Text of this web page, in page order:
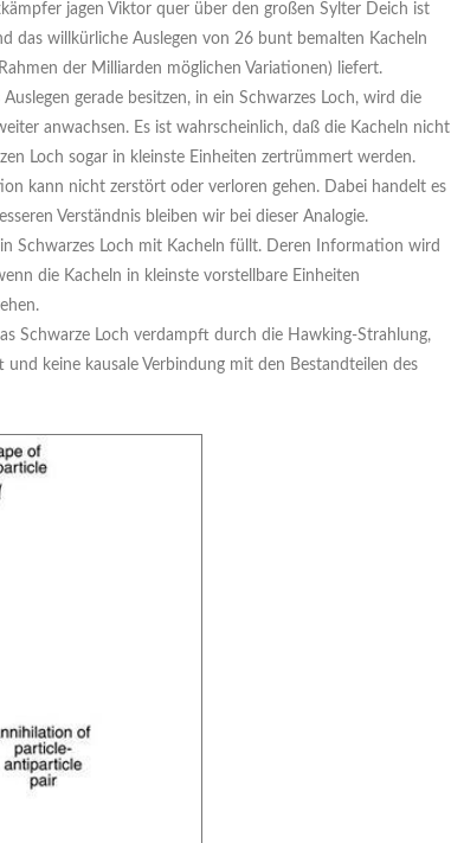
jagen Viktor quer über den großen Sylter Deich ist
das willkürliche Auslegen von 26 bunt bemalten Kacheln
der Milliarden möglichen Variationen) liefert.
gerade besitzen, in ein Schwarzes Loch, wird die
anwachsen. Es ist wahrscheinlich, daß die Kacheln nicht
Loch sogar in kleinste Einheiten zertrümmert werden.
kann nicht zerstört oder verloren gehen. Dabei handelt es
Verständnis bleiben wir bei dieser Analogie.
Schwarzes Loch mit Kacheln füllt. Deren Information wird
die Kacheln in kleinste vorstellbare Einheiten
Schwarze Loch verdampft durch die Hawking-Strahlung,
keine kausale Verbindung mit den Bestandteilen des